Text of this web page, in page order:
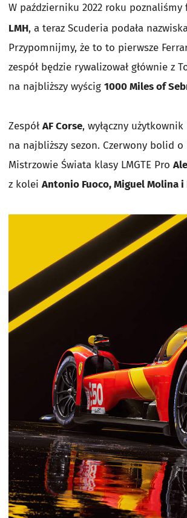
W październiku 2022 roku
LMH, a teraz Scuderia podała
Przypomnijmy, że to to pierwsze
zespół będzie rywalizował głównie
na najbliższy wyścig 1000 Miles of
ZespółAF Corse, wyłączny
na najbliższy sezon. Czerwony bolid
Mistrzowie Świata klasy LMGTE Pro
z kolei Antonio Fuoco, Miguel Molina i